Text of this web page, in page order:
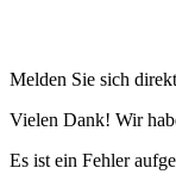
Melden Sie sich
Vielen Dank! Wir
Es ist ein Fehler